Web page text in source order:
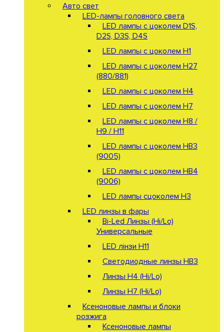
Авто свет
LED-лампы головного света
LED лампы с цоколем D1S,
D2S, D3S, D4S
LED лампы с цоколем H1
LED лампы с цоколем H27
(880/881)
LED лампы с цоколем H4
LED лампы с цоколем H7
LED лампы с цоколем H8 /
H9 / H11
LED лампы с цоколем HB3
(9005)
LED лампы с цоколем HB4
(9006)
LED лампы сцоколем H3
LED линзы в фары
Bi-Led Линзы (Hi/Lo)
Универсальные
LED лінзи H11
Светодиодные линзы HB3
Линзы Н4 (Hi/Lo)
Линзы Н7 (Hi/Lo)
Ксеноновые лампы и блоки
розжига
Ксеноновые лампы